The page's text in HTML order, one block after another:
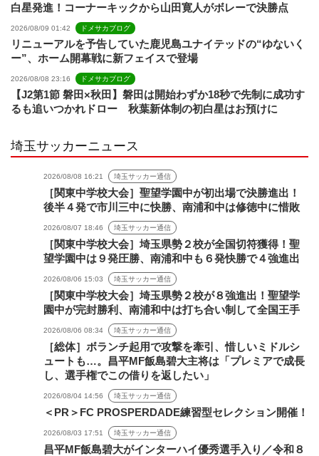
白星発進！コーナーキックから山田寛人がボレーで決勝点
2026/08/09 01:42 ドメサカブログ
リニューアルを予告していた鹿児島ユナイテッドの“ゆないく
ー”、ホーム開幕戦に新フェイスで登場
2026/08/08 23:16 ドメサカブログ
【J2第1節 磐田×秋田】磐田は開始わずか18秒で先制に成功す
るも追いつかれドロー 秋葉新体制の初白星はお預けに
埼玉サッカーニュース
2026/08/08 16:21 埼玉サッカー通信
［関東中学校大会］聖望学園中が初出場で決勝進出！
後半４発で市川三中に快勝、南浦和中は修徳中に惜敗
2026/08/07 18:46 埼玉サッカー通信
［関東中学校大会］埼玉県勢２校が全国切符獲得！聖
望学園中は９発圧勝、南浦和中も６発快勝で４強進出
2026/08/06 15:03 埼玉サッカー通信
［関東中学校大会］埼玉県勢２校が８強進出！聖望学
園中が完封勝利、南浦和中は打ち合い制して全国王手
2026/08/06 08:34 埼玉サッカー通信
［総体］ボランチ起用で攻撃を牽引、惜しいミドルシ
ュートも…。昌平MF飯島碧大主将は「プレミアで成長
し、選手権でこの借りを返したい」
2026/08/04 14:56 埼玉サッカー通信
＜PR＞FC PROSPERDADE練習型セレクション開催！
2026/08/03 17:51 埼玉サッカー通信
昌平MF飯島碧大がインターハイ優秀選手入り／令和８